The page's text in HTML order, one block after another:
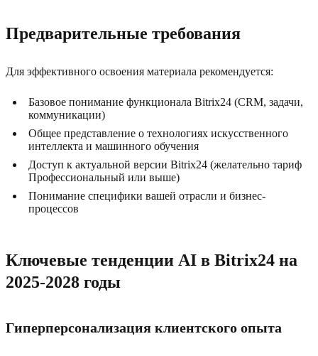
Предварительные требования
Для эффективного освоения материала рекомендуется:
Базовое понимание функционала Bitrix24 (CRM, задачи,
коммуникации)
Общее представление о технологиях искусственного
интеллекта и машинного обучения
Доступ к актуальной версии Bitrix24 (желательно тариф
Профессиональный или выше)
Понимание специфики вашей отрасли и бизнес-
процессов
Ключевые тенденции AI в Bitrix24 на
2025-2028 годы
Гиперперсонализация клиентского опыта